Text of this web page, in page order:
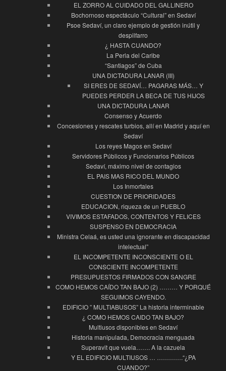
EL ZORRO AL CUIDADO DEL GALLINERO
Bochornoso espectáculo “Cultural” en Sedaví
Psoe Sedaví, un claro ejemplo de gestión inútil y
despilfarro
¿ HASTA CUANDO?
La Perla del Caribe
“Santiagos” de Cuba
UNA DICTADURA LANAR (III)
SI ERES DE SEDAVÍ… PAGARAS MÁS… Y
PUEDES PERDER LA BECA DE TUS HIJOS
UNA DICTADURA LANAR
Consenso y Acuerdo
Concesiones y rescates turbios, allí en Madrid y aquí en
Sedaví
Los reyes Magos en Sedaví
Servidores Públicos y Funcionarios Públicos
Sedaví, máximo nivel de contagios
EL PAIS MAS RICO DEL MUNDO
Los Inmortales
CUESTION DE PRIORIDADES
EDUCACION, riqueza de un PUEBLO
VIVIMOS ESTAFADOS, CONTENTOS Y FELICES
SUSPENSO EN DEMOCRACIA
Ministra Celaá, es usted una ignorante en discapacidad
intelectual”
EL INCOMPETENTE INCONSCIENTE O EL
CONSCIENTE INCOMPETENTE
PRESUPUESTOS FIRMADOS CON SANGRE
COMO HEMOS CAÍDO TAN BAJO (2) ……… Y PORQUÉ
SEGUIMOS CAYENDO.
EDIFICIO ” MULTIABUSOS” La historia interminable
¿ COMO HEMOS CAIDO TAN BAJO?
Multiusos disponibles en Sedaví
Historia manipulada, Democracia menguada
Superavit que vuela……. A la cazuela
Y EL EDIFICIO MULTIUSOS … ………….“¿PA
CUANDO?”